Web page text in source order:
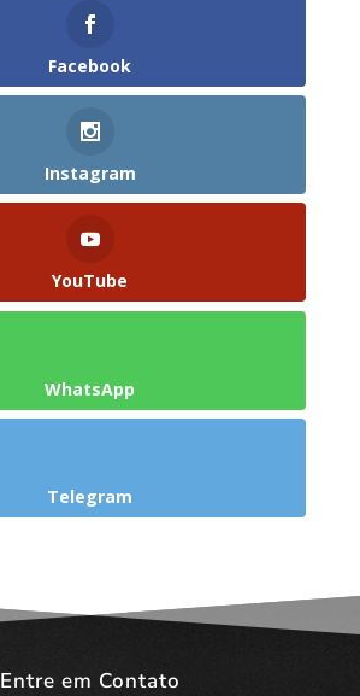
Facebook
Instagram
YouTube
WhatsApp
Telegram
Entre em Contato